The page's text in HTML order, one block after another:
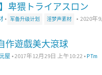
】卑猥トライアスロン
• 军备升级计划 淫梦声素材 • 2020年
作遊戲美大滾球
屋 •2017年12月29日 上午10:22 • PTm